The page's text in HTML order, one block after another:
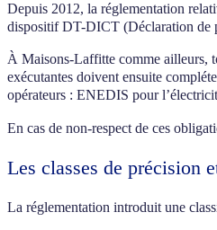
Depuis 2012, la réglementation
dispositif DT-DICT (Déclaration de
À Maisons-Laffitte comme ailleurs,
exécutantes doivent ensuite
opérateurs : ENEDIS pour
En cas de non-respect de ces
Les classes de précision
La réglementation introduit une